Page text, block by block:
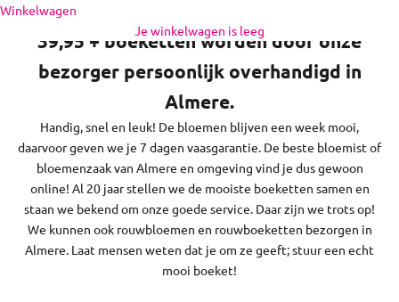
Naar inhoud
Winkelwagen
Je winkelwagen is leeg
regio daaromheen, op zon- en feestdagen bezorgen we niet.
39,95 + boeketten worden door onze
bezorger persoonlijk overhandigd in
Almere.
Handig, snel en leuk! De bloemen blijven een week mooi,
daarvoor geven we je 7 dagen vaasgarantie. De beste bloemist of
bloemenzaak van Almere en omgeving vind je dus gewoon
online! Al 20 jaar stellen we de mooiste boeketten samen en
staan we bekend om onze goede service. Daar zijn we trots op!
We kunnen ook rouwbloemen en rouwboeketten bezorgen in
Almere. Laat mensen weten dat je om ze geeft; stuur een echt
mooi boeket!